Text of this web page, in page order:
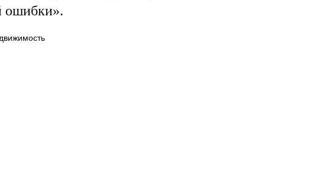
ошибки».